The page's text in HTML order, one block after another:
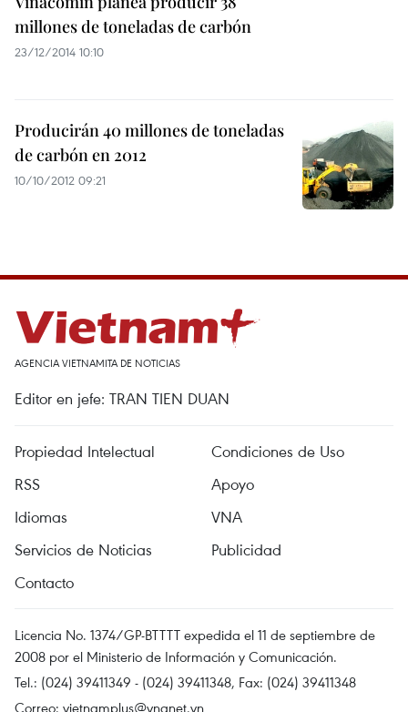
millones de toneladas de carbón
23/12/2014 10:10
Producirán 40 millones de toneladas
de carbón en 2012
10/10/2012 09:21
AGENCIA VIETNAMITA DE NOTICIAS
Editor en jefe: TRAN TIEN DUAN
Propiedad Intelectual
Condiciones de Uso
RSS
Apoyo
Idiomas
VNA
Servicios de Noticias
Publicidad
Contacto
Licencia No. 1374/GP-BTTTT expedida el 11 de septiembre de
2008 por el Ministerio de Información y Comunicación.
Tel.: (024) 39411349 - (024) 39411348, Fax: (024) 39411348
Correo: vietnamplus@vnanet.vn